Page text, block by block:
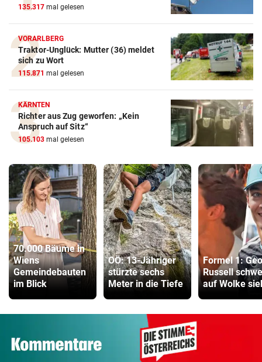
135.317 mal gelesen
VORARLBERG
Traktor-Unglück: Mutter (36) meldet
sich zu Wort
115.871 mal gelesen
KÄRNTEN
Richter aus Zug geworfen: „Kein
Anspruch auf Sitz“
105.103 mal gelesen
70.000 Bäume in
Wiens
Gemeindebauten
im Blick
OÖ: 13-Jähriger
stürzte sechs
Meter in die Tiefe
Formel 1:
Russell
auf Wolke